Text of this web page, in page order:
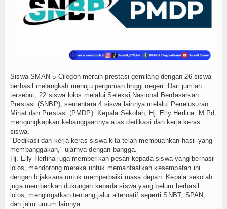
Data Alumni
Siswa SMAN 5 Cilegon meraih prestasi gemilang dengan 26 siswa
berhasil melangkah menuju perguruan tinggi negeri. Dari jumlah
tersebut, 22 siswa lolos melalui Seleksi Nasional Berdasarkan
Prestasi (SNBP), sementara 4 siswa lainnya melalui Penelusuran
Minat dan Prestasi (PMDP). Kepala Sekolah, Hj. Elly Herlina, M.Pd,
mengungkapkan kebanggaannya atas dedikasi dan kerja keras
siswa.
"Dedikasi dan kerja keras siswa kita telah membuahkan hasil yang
membanggakan," ujarnya dengan bangga.
Hj. Elly Herlina juga memberikan pesan kepada siswa yang berhasil
lolos, mendorong mereka untuk memanfaatkan kesempatan ini
dengan bijaksana untuk memperbaiki masa depan. Kepala sekolah
juga memberikan dukungan kepada siswa yang belum berhasil
lolos, mengingatkan tentang jalur alternatif seperti SNBT, SPAN,
dan jalur umum lainnya.